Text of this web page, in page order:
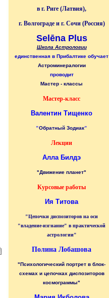
в г. Риге (Латвия),
г. Волгограде и г. Сочи (Россия)
Selēna Plus
Школа Астрологии
единственная в Прибалтике обучает
Астроминералогии
проводит
Мастер - классы
Мастер-класс
Валентин Тищенко
"Обратный Зодиак"
Лекции
Алла Билдэ
"Движение планет"
Курсовые работы
Ия Титова
"Цепочки диспозиторов на оси
"владение-изгнание" в практической
астрологии"
Полина Лобашова
"Психологический портрет в блок-
схемах и цепочках диспозиторов
космограммы"